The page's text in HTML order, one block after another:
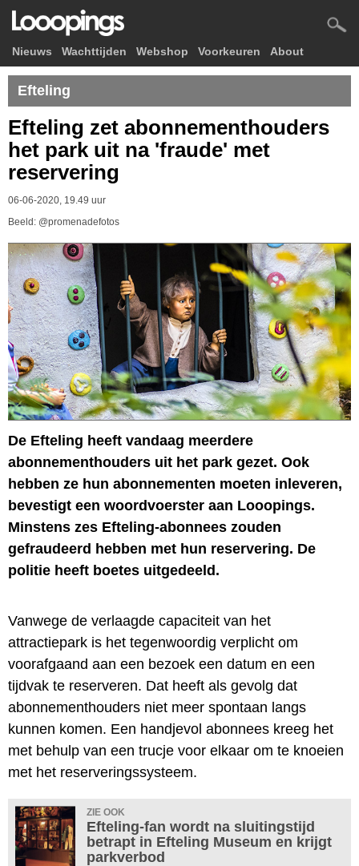
Nieuws Wachttijden Webshop Voorkeuren About
Efteling
Efteling zet abonnementhouders
het park uit na 'fraude' met
reservering
06-06-2020, 19.49 uur
Beeld: @promenadefotos
De Efteling heeft vandaag meerdere
abonnementhouders uit het park gezet. Ook
hebben ze hun abonnementen moeten inleveren,
bevestigt een woordvoerster aan Looopings.
Minstens zes Efteling-abonnees zouden
gefraudeerd hebben met hun reservering. De
politie heeft boetes uitgedeeld.
Vanwege de verlaagde capaciteit van het
attractiepark is het tegenwoordig verplicht om
voorafgaand aan een bezoek een datum en een
tijdvak te reserveren. Dat heeft als gevolg dat
abonnementhouders niet meer spontaan langs
kunnen komen. Een handjevol abonnees kreeg het
met behulp van een trucje voor elkaar om te knoeien
met het reserveringssysteem.
ZIE OOK
Efteling-fan wordt na sluitingstijd
betrapt in Efteling Museum en krijgt
parkverbod